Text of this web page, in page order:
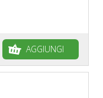
AGGIUNGI